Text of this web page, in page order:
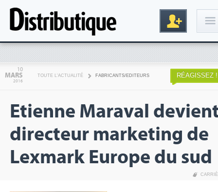
Inscription
10
MARS
2016
TOUTE L'ACTUALITÉ FABRICANTS/EDITEURS RÉAGISSEZ !
Etienne Maraval
directeur marketing de
Lexmark Europe du sud